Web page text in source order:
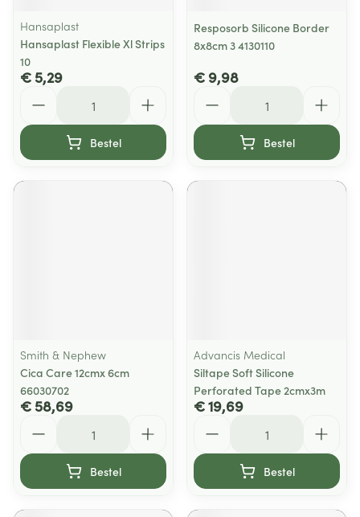
Hansaplast
Hansaplast Flexible Xl Strips
10
€ 5,29
Bestel
Resposorb Silicone Border
8x8cm 3 4130110
€ 9,98
Bestel
Smith & Nephew
Cica Care 12cmx 6cm
66030702
€ 58,69
Bestel
Advancis Medical
Siltape Soft Silicone
Perforated Tape 2cmx3m
€ 19,69
Bestel